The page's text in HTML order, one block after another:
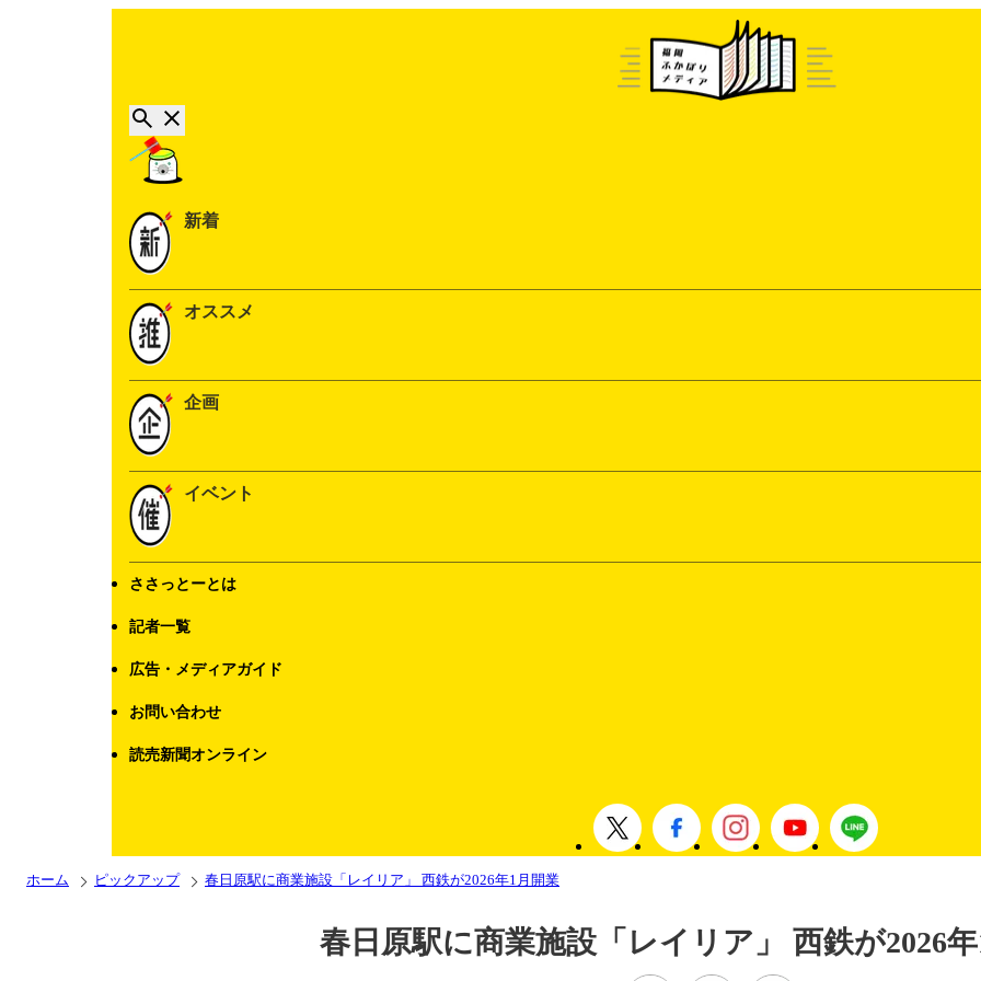
新着
オススメ
企画
イベント
ささっとーとは
記者一覧
広告・メディアガイド
お問い合わせ
読売新聞オンライン
ホーム ピックアップ 春日原駅に商業施設「レイリア」 西鉄が2026年1月開業
春日原駅に商業施設「レイリア」 西鉄が2026